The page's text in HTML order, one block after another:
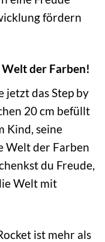
fördern
der Farben!
jetzt das Step by
20 cm befüllt
Kind, seine
Welt der Farben
du Freude,
Welt mit
ist mehr als